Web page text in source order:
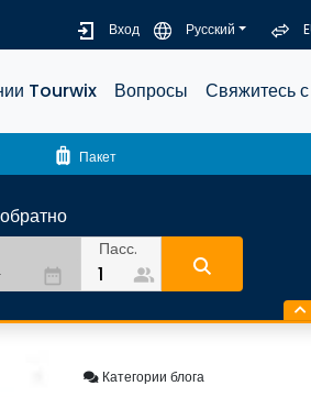
Вход Русский
Tourwix Вопросы Свяжитесь
luggage Пакет
date_range
Пасс.
people_alt
Категории блога